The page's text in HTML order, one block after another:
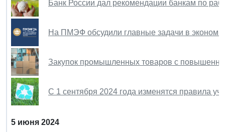
Банк России дал рекомендации банкам по
На ПМЭФ обсудили главные задачи в
Закупок промышленных товаров с
С 1 сентября 2024 года изменятся правила
5 июня 2024